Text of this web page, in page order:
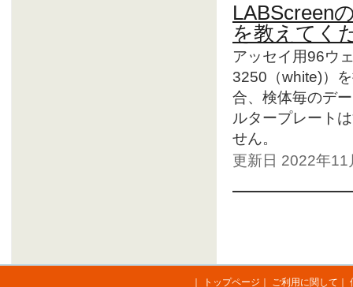
LABScreen
を教えてく
アッセイ用96ウ
3250（white)）
合、検体毎のデ
ルタープレート
せん。
更新日 2022年
トップページ ご利用に関して